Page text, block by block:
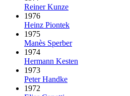
Reiner Kunze
1976
Heinz Piontek
1975
Manès Sperber
1974
Hermann Kesten
1973
Peter Handke
1972